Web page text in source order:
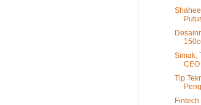
Simak,
CEO
Tip